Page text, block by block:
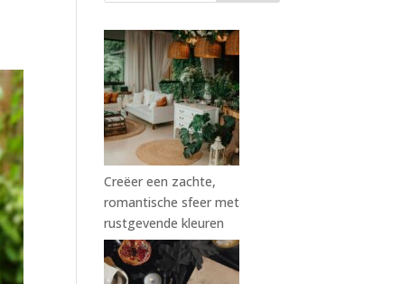
Creëer een zachte,
romantische sfeer met
rustgevende kleuren